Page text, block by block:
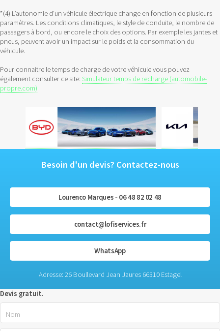
*(4) L’autonomie d'un véhicule électrique change en fonction de plusieurs
paramètres. Les conditions climatiques, le style de conduite, le nombre de
passagers à bord, ou encore le choix des options. Par exemple les jantes et
pneus, peuvent avoir un impact sur le poids et la consommation du
véhicule.
Pour connaitre le temps de charge de votre véhicule vous pouvez
également consulter ce site: Simulateur temps de recharge (automobile-
propre.com)
Besoin d'un devis? Contactez-nous
Lourenco Marques - 06 48 82 02 48
contact@lofiservices.fr
WhatsApp
Adresse: 26 Boullevard Jean Jaures 66310 Estagel
Devis gratuit.